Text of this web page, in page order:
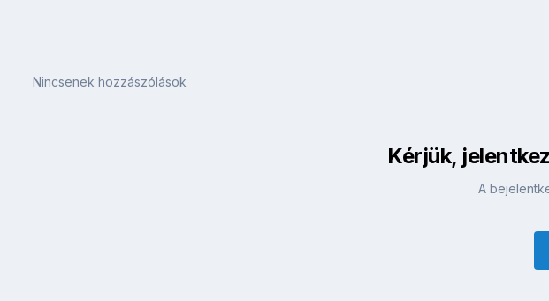
Nincsenek hozzászólások
Kérjük,
A